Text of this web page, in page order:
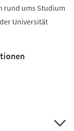
rund ums Studium
Universität